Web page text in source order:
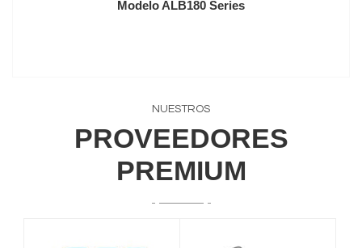
Modelo ALB180 Series
NUESTROS
PROVEEDORES
PREMIUM